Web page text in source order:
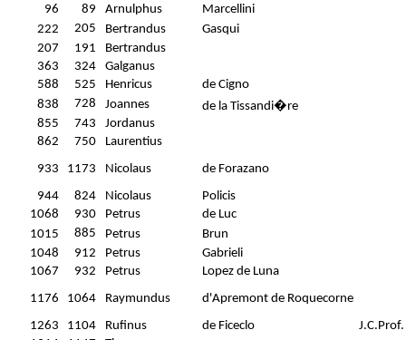
96
89 Arnulphus
Marcellini
222
205 Bertrandus
Gasqui
207
191
Bertrandus
363
324
Galganus
588
525 Henricus
de Cigno
838
728 Joannes
de la Tissandi�re
855
743
Jordanus
862
750
Laurentius
933
1173 Nicolaus
de Forazano
944
824 Nicolaus
Policis
1068
930 Petrus
de Luc
1015
885 Petrus
Brun
1048
912 Petrus
Gabrieli
1067
932 Petrus
Lopez de Luna
1176
1064 Raymundus
d'Apremont de Roquecorne
1263
1104 Rufinus de Ficeclo
J.C.Prof.